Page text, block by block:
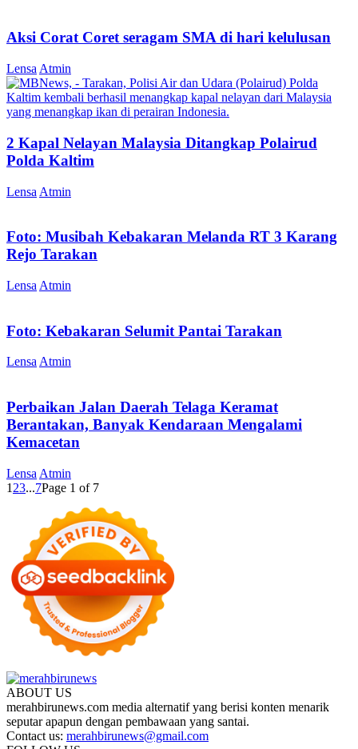
Aksi Corat Coret seragam SMA di hari kelulusan
Lensa Atmin
2 Kapal Nelayan Malaysia Ditangkap Polairud
Polda Kaltim
Lensa Atmin
Foto: Musibah Kebakaran Melanda RT 3 Karang
Rejo Tarakan
Lensa Atmin
Foto: Kebakaran Selumit Pantai Tarakan
Lensa Atmin
Perbaikan Jalan Daerah Telaga Keramat
Berantakan, Banyak Kendaraan Mengalami
Kemacetan
Lensa Atmin
1 23...7Page 1 of 7
ABOUT US
merahbirunews.com media alternatif yang berisi konten menarik
seputar apapun dengan pembawaan yang santai.
Contact us: merahbirunews@gmail.com